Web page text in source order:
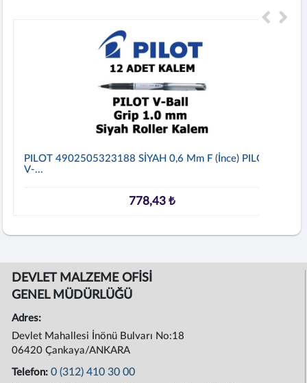
PILOT 4902505323188 SİYAH 0,6 Mm F (İnce) PILOT
V-...
778,43 ₺
DEVLET MALZEME OFİSİ
GENEL MÜDÜRLÜĞÜ
Adres:
Devlet Mahallesi İnönü Bulvarı No:18
06420 Çankaya/ANKARA
Telefon:0 (312) 410 30 00